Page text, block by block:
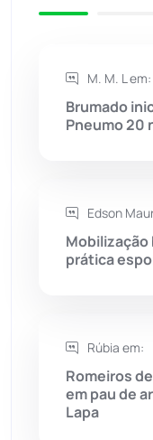
Rio do
Seabra
Sítio do Mato
Sudoeste
M. M. L em:
Brumado
Pneumo 20
Edson
Mobilização
prática
Rúbia em:
Romeiros
em pau de
Lapa